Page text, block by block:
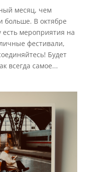
месяц, чем
В октябре
есть мероприятия на
фестивали,
Будет
всегда самое...